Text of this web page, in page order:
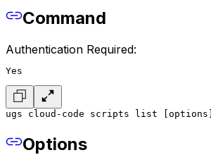
Command
Authentication Required:
Yes
ugs cloud-code scripts list [options]
Options